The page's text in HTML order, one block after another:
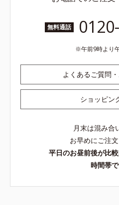
無料通話
午前9時より
よくあるご質問
ショッピン
月末は混み合
お早めにご注文
平日のお昼前後が比
時間帯で